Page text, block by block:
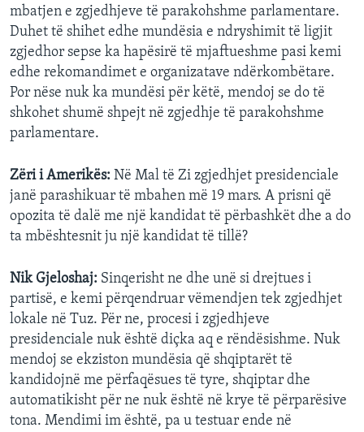
mbatjen e zgjedhjeve të parakohshme parlamentare.
Duhet të shihet edhe mundësia e ndryshimit të ligjit
zgjedhor sepse ka hapësirë të mjaftueshme pasi kemi
edhe rekomandimet e organizatave ndërkombëtare.
Por nëse nuk ka mundësi për këtë, mendoj se do të
shkohet shumë shpejt në zgjedhje të parakohshme
parlamentare.
Zëri i Amerikës: Në Mal të Zi zgjedhjet presidenciale
janë parashikuar të mbahen më 19 mars. A prisni që
opozita të dalë me një kandidat të përbashkët dhe a do
ta mbështesnit ju një kandidat të tillë?
Nik Gjeloshaj: Sinqerisht ne dhe unë si drejtues i
partisë, e kemi përqendruar vëmendjen tek zgjedhjet
lokale në Tuz. Për ne, procesi i zgjedhjeve
presidenciale nuk është diçka aq e rëndësishme. Nuk
mendoj se ekziston mundësia që shqiptarët të
kandidojnë me përfaqësues të tyre, shqiptar dhe
automatikisht për ne nuk është në krye të përparësive
tona. Mendimi im është, pa u testuar ende në